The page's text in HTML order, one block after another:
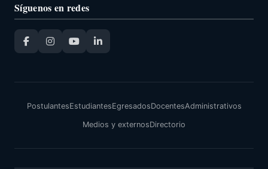
Síguenos en redes
PostulantesEstudiantesEgresadosDocentesAdministrativos
Medios y externosDirectorio